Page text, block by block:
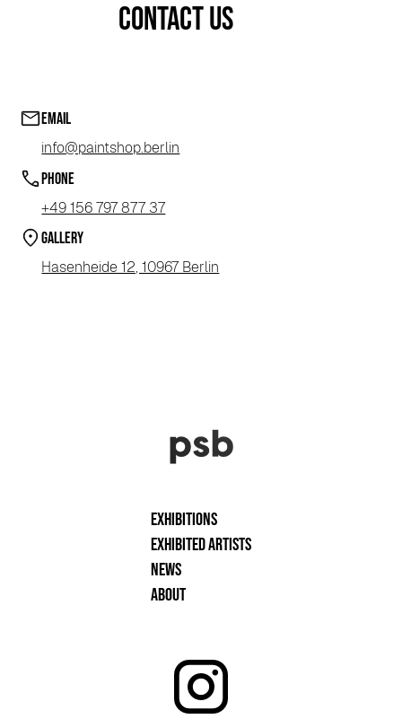
Contact us
Email
info@paintshop.berlin
Phone
+49 156 797 877 37
Gallery
Hasenheide 12, 10967 Berlin
Exhibitions
Exhibited artists
News
About